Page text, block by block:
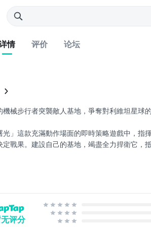
情 评价 论坛
機械步行者突襲敵人基地，爭奪對利維坦星球
光」這款充滿動作場面的即時策略遊戲中，指
定戰果。建設自己的基地，竭盡全力捍衛它，
尖輕掃即可釋放機器人強大的攻擊威力。令人
评分